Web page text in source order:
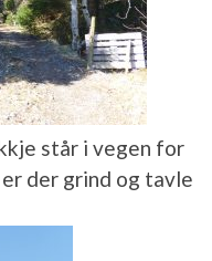
står i vegen for
der grind og tavle